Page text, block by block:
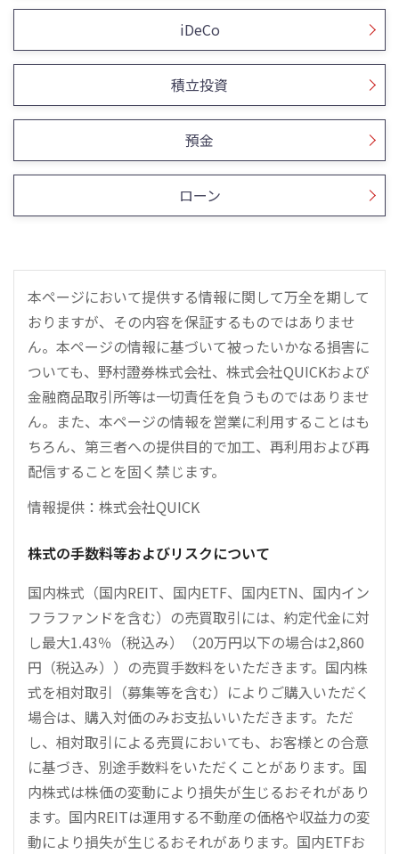
iDeCo
積立投資
預金
ローン
本ページにおいて提供する情報に関して万全を期して
おりますが、その内容を保証するものではありませ
ん。本ページの情報に基づいて被ったいかなる損害に
ついても、野村證券株式会社、株式会社QUICKおよび
金融商品取引所等は一切責任を負うものではありませ
ん。また、本ページの情報を営業に利用することはも
ちろん、第三者への提供目的で加工、再利用および再
配信することを固く禁じます。
情報提供：株式会社QUICK
株式の手数料等およびリスクについて
国内株式（国内REIT、国内ETF、国内ETN、国内イン
フラファンドを含む）の売買取引には、約定代金に対
し最大1.43％（税込み）（20万円以下の場合は2,860
円（税込み））の売買手数料をいただきます。国内株
式を相対取引（募集等を含む）によりご購入いただく
場合は、購入対価のみお支払いいただきます。ただ
し、相対取引による売買においても、お客様との合意
に基づき、別途手数料をいただくことがあります。国
内株式は株価の変動により損失が生じるおそれがあり
ます。国内REITは運用する不動産の価格や収益力の変
動により損失が生じるおそれがあります。国内ETFお